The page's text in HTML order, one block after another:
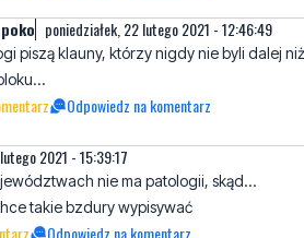
Odpowiedz na komentarz
poniedziałek, 22 lutego 2021 - 12:46:49
Odpowiedz na komentarz